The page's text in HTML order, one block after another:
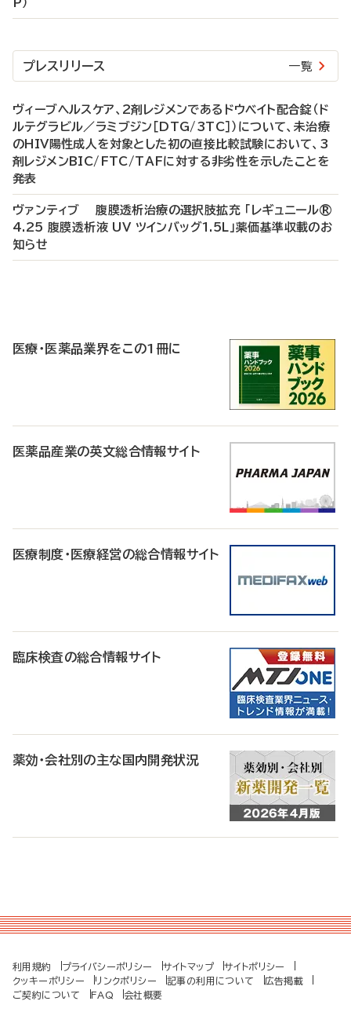
P）
プレスリリース 一覧
ヴィーブヘルスケア、2剤レジメンであるドウベイト配合錠（ド
ルテグラビル／ラミブジン［DTG/3TC］）について、未治療
のHIV陽性成人を対象とした初の直接比較試験において、3
剤レジメンBIC/FTC/TAFに対する非劣性を示したことを
発表
ヴァンティブ 腹膜透析治療の選択肢拡充 「レギュニール®
4.25 腹膜透析液 UV ツインバッグ1.5L」薬価基準収載のお
知らせ
医療・医薬品業界をこの1冊に
医薬品産業の英文総合情報サイト
医療制度・医療経営の総合情報サイト
臨床検査の総合情報サイト
薬効・会社別の主な国内開発状況
利用規約 プライバシーポリシー サイトマップ
サイトポリシー
クッキーポリシー
リンクポリシー 記事の利用について
広告掲載
ご契約について
FAQ 会社概要